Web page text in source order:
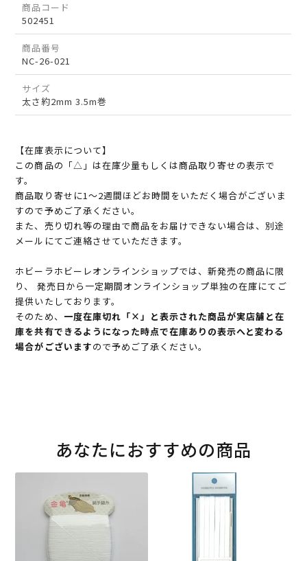
商品コード
502451
商品番号
NC-26-021
サイズ
太さ約2mm 3.5m巻
【在庫表示について】
この商品の「△」は在庫少量もしくは商品取り寄せの表示で
す。
商品取り寄せに1～2週間ほどお時間をいただく場合がございま
すので予めご了承ください。
また、売り切れ等の理由で商品をお届けできない場合は、別途
メールにてご連絡させていただきます。
ホビーラホビーレオンラインショップでは、新発売の商品に限
り、 発売日から一定期間オンラインショップ単独の在庫にてご
提供いたしております。
そのため、 一度在庫切れ「×」と表示された商品が実店舗と在
庫を共有できるようになった時点で在庫ありの表示へと変わる
場合がございますので予めご了承ください。
あなたにおすすめの商品